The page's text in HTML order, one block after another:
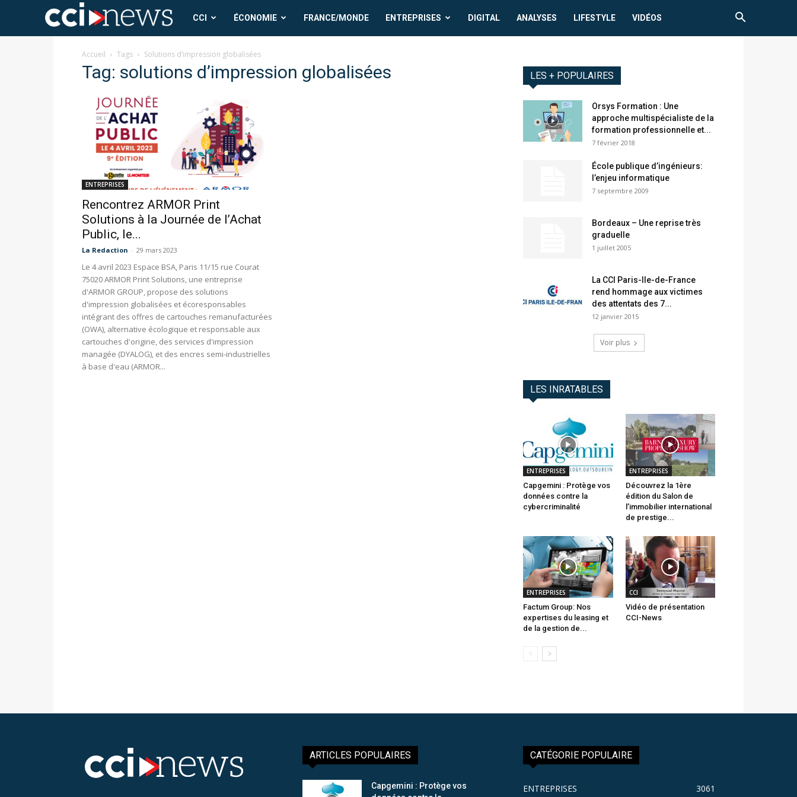
CCI
News
CCI ÉCONOMIE FRANCE/MONDE ENTREPRISES DIGITAL ANALYSES LIFESTYLE VIDÉOS
Accueil Tags Solutions d’impression globalisées
Tag: solutions d’impression globalisées
ENTREPRISES
Rencontrez ARMOR Print
Solutions à la Journée de l’Achat
Public, le...
La Redaction - 29 mars 2023
Le 4 avril 2023 Espace BSA, Paris 11/15 rue Courat
75020 ARMOR Print Solutions, une entreprise
d'ARMOR GROUP, propose des solutions
d'impression globalisées et écoresponsables
intégrant des offres de cartouches remanufacturées
(OWA), alternative écologique et responsable aux
cartouches d'origine, des services d'impression
managée (DYALOG), et des encres semi-industrielles
à base d'eau (ARMOR...
LES + POPULAIRES
Orsys Formation : Une
approche multispécialiste de la
formation professionnelle et...
7 février 2018
École publique d’ingénieurs:
l’enjeu informatique
7 septembre 2009
Bordeaux – Une reprise très
graduelle
1 juillet 2005
La CCI Paris-Ile-de-France
rend hommage aux victimes
des attentats des 7...
12 janvier 2015
Voir plus
LES INRATABLES
ENTREPRISES
Capgemini : Protège vos
données contre la
cybercriminalité
ENTREPRISES
Découvrez la 1ère
édition du Salon de
l’immobilier international
de prestige...
ENTREPRISES
Factum Group: Nos
expertises du leasing et
de la gestion de...
CCI
Vidéo de présentation
CCI-News
ARTICLES POPULAIRES
Capgemini : Protège vos
CATÉGORIE POPULAIRE
ENTREPRISES 3061